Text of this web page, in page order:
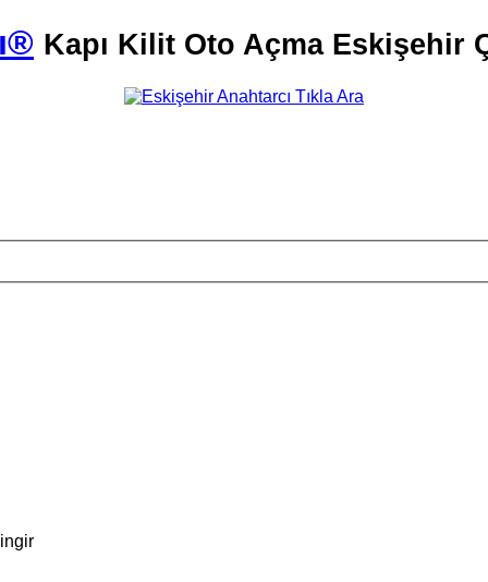
Kapı Kilit Oto Açma Eskişehir